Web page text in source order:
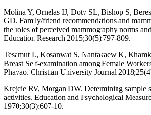
Molina Y, Ornelas IJ, Doty SL, Bishop S,
GD. Family/friend recommendations and
the roles of perceived mammography norms
Education Research 2015;30(5):797-809.
Tesamut L, Kosanwat S, Nantakaew K,
Breast Self-examination among Female
Phayao. Christian University Journal
Krejcie RV, Morgan DW. Determining sample
activities. Education and Psychological
1970;30(3):607-10.